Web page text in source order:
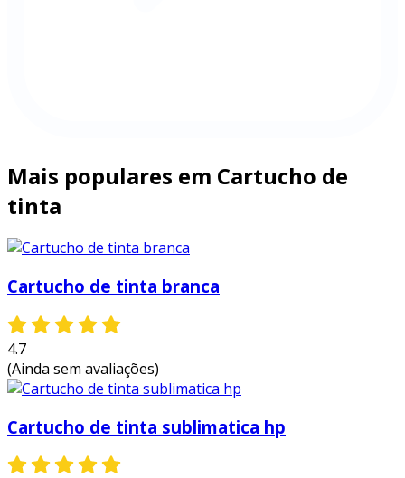
Mais populares em Cartucho de
tinta
Cartucho de tinta branca
4.7
(Ainda sem avaliações)
Cartucho de tinta sublimatica hp